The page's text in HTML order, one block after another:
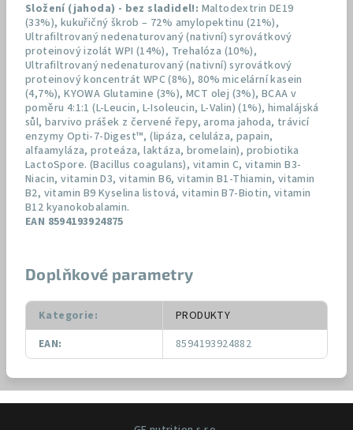
Složení (jahoda) - bez sladidel!: Maltodextrin DE19
(33%), kukuřičný škrob – 72% amylopektinu (21%),
Ultrafiltrovaný nedenaturovaný (nativní) syrovátkový
proteinový izolát WPI (14%), Trehalóza (10%),
Ultrafiltrovaný nedenaturovaný (nativní) syrovátkový
proteinový koncentrát WPC (8%), 80% micelární kasein
(4,7%), KYOWA Glutamine (3%), MCT olej (3%), BCAA v
poměru 4:1:1 (L-Leucin, L-Isoleucin, L-Valin) (1%), himalájská
sůl, barvivo prášek z červené řepy, aroma jahoda, trávicí
enzymy Opti-7-Digest™, (lipáza, celuláza, papain,
alfaamyláza, proteáza, laktáza, bromelain), probiotika
LactoSpore. (Bacillus coagulans), vitamin C, vitamin B3-
Niacin, vitamin D3, vitamin B6, vitamin B1-Thiamin, vitamin
B2, vitamin B9 Kyselina listová, vitamin B7-Biotin, vitamin
B12 kyanokobalamin.
EAN 8594193924875
Doplňkové parametry
Kategorie:
PRODUKTY
EAN: 8594193924882